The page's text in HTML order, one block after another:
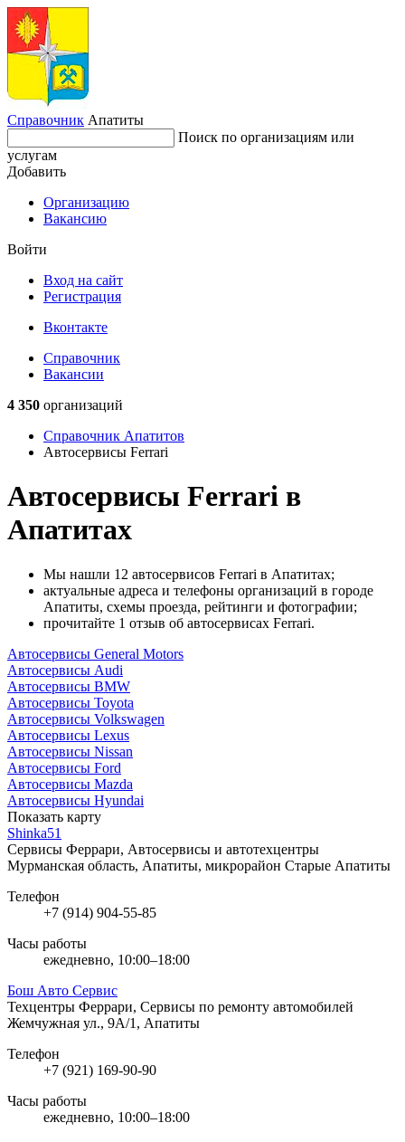
Справочник Апатиты
Поиск по организациям или
услугам
Добавить
Организацию
Вакансию
Войти
Вход на сайт
Регистрация
Вконтакте
Справочник
Вакансии
4 350 организаций
Справочник Апатитов
Автосервисы Ferrari
Автосервисы Ferrari в
Апатитах
Мы нашли 12 автосервисов Ferrari в Апатитах;
актуальные адреса и телефоны организаций в городе
Апатиты, схемы проезда, рейтинги и фотографии;
прочитайте 1 отзыв об автосервисах Ferrari.
Автосервисы General Motors
Автосервисы Audi
Автосервисы BMW
Автосервисы Toyota
Автосервисы Volkswagen
Автосервисы Lexus
Автосервисы Nissan
Автосервисы Ford
Автосервисы Mazda
Автосервисы Hyundai
Показать карту
Shinka51
Сервисы Феррари, Автосервисы и автотехцентры
Мурманская область, Апатиты, микрорайон Старые Апатиты
Телефон
+7 (914) 904-55-85
Часы работы
ежедневно, 10:00–18:00
Бош Авто Сервис
Техцентры Феррари, Сервисы по ремонту автомобилей
Жемчужная ул., 9А/1, Апатиты
Телефон
+7 (921) 169-90-90
Часы работы
ежедневно, 10:00–18:00